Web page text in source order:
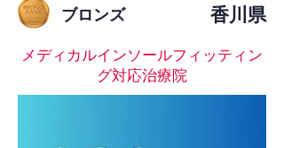
ブロンズ 香川県
メディカルインソールフィッティン
グ対応治療院